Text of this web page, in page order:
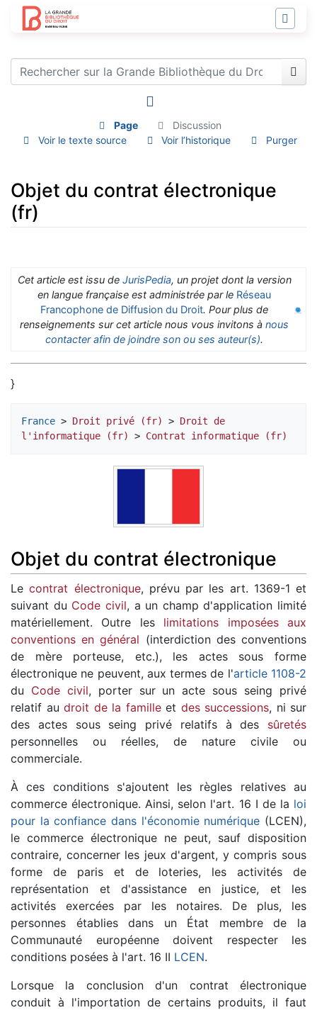
Page
Discussion
Voir le texte source
Voir l’historique Purger
Objet du contrat électronique
(fr)
Cet article est issu de JurisPedia, un projet dont la version
en langue française est administrée par le Réseau
Francophone de Diffusion du Droit. Pour plus de
renseignements sur cet article nous vous invitons à nous
contacter afin de joindre son ou ses auteur(s).
}
France > Droit privé (fr) > Droit de
l'informatique (fr)
> Contrat informatique (fr)
Objet du contrat électronique
Lecontrat électronique, prévu par les art. 1369-1 et
suivant du Code civil, a un champ d'application limité
matériellement. Outre les limitations imposées aux
conventions en général (interdiction des conventions
de mère porteuse, etc.), les actes sous forme
électronique ne peuvent, aux termes de l'article 1108-2
du Code civil, porter sur un acte sous seing privé
relatif au droit de la familleet des successions, ni sur
des actes sous seing privé relatifs à des sûretés
personnelles ou réelles, de nature civile ou
commerciale.
À ces conditions s'ajoutent les règles relatives au
commerce électronique. Ainsi, selon l'art. 16 I de la loi
pour la confiance dans l'économie numérique (LCEN),
le commerce électronique ne peut, sauf disposition
contraire, concerner les jeux d'argent, y compris sous
forme de paris et de loteries, les activités de
représentation et d'assistance en justice, et les
activités exercées par les notaires. De plus, les
personnes établies dans un État membre de la
Communauté européenne doivent respecter les
conditions posées à l'art. 16 II LCEN.
Lorsque la conclusion d'un contrat électronique
conduit à l'importation de certains produits, il faut